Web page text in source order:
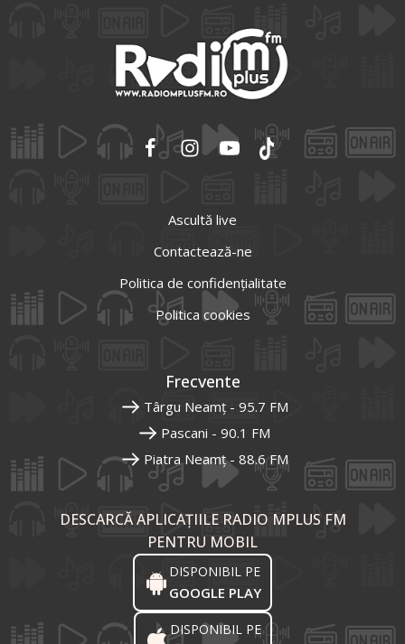
Ascultă live
Contactează-ne
Politica de confidențialitate
Politica cookies
Frecvente
Târgu Neamț - 95.7 FM
Pascani - 90.1 FM
Piatra Neamț - 88.6 FM
DESCARCĂ APLICAȚIILE RADIO MPLUS FM
PENTRU MOBIL
DISPONIBIL PE
GOOGLE PLAY
DISPONIBIL PE